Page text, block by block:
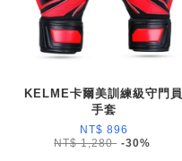
KELME卡爾美訓練級守門員
手套
NT$ 896
NT$ 1,280 -30%